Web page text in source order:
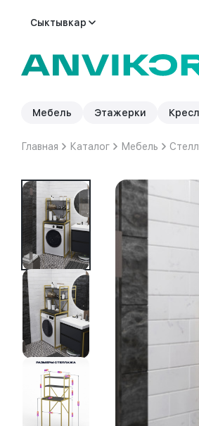
Сыктывкар
Мебель Этажерки
Главная Каталог Мебель